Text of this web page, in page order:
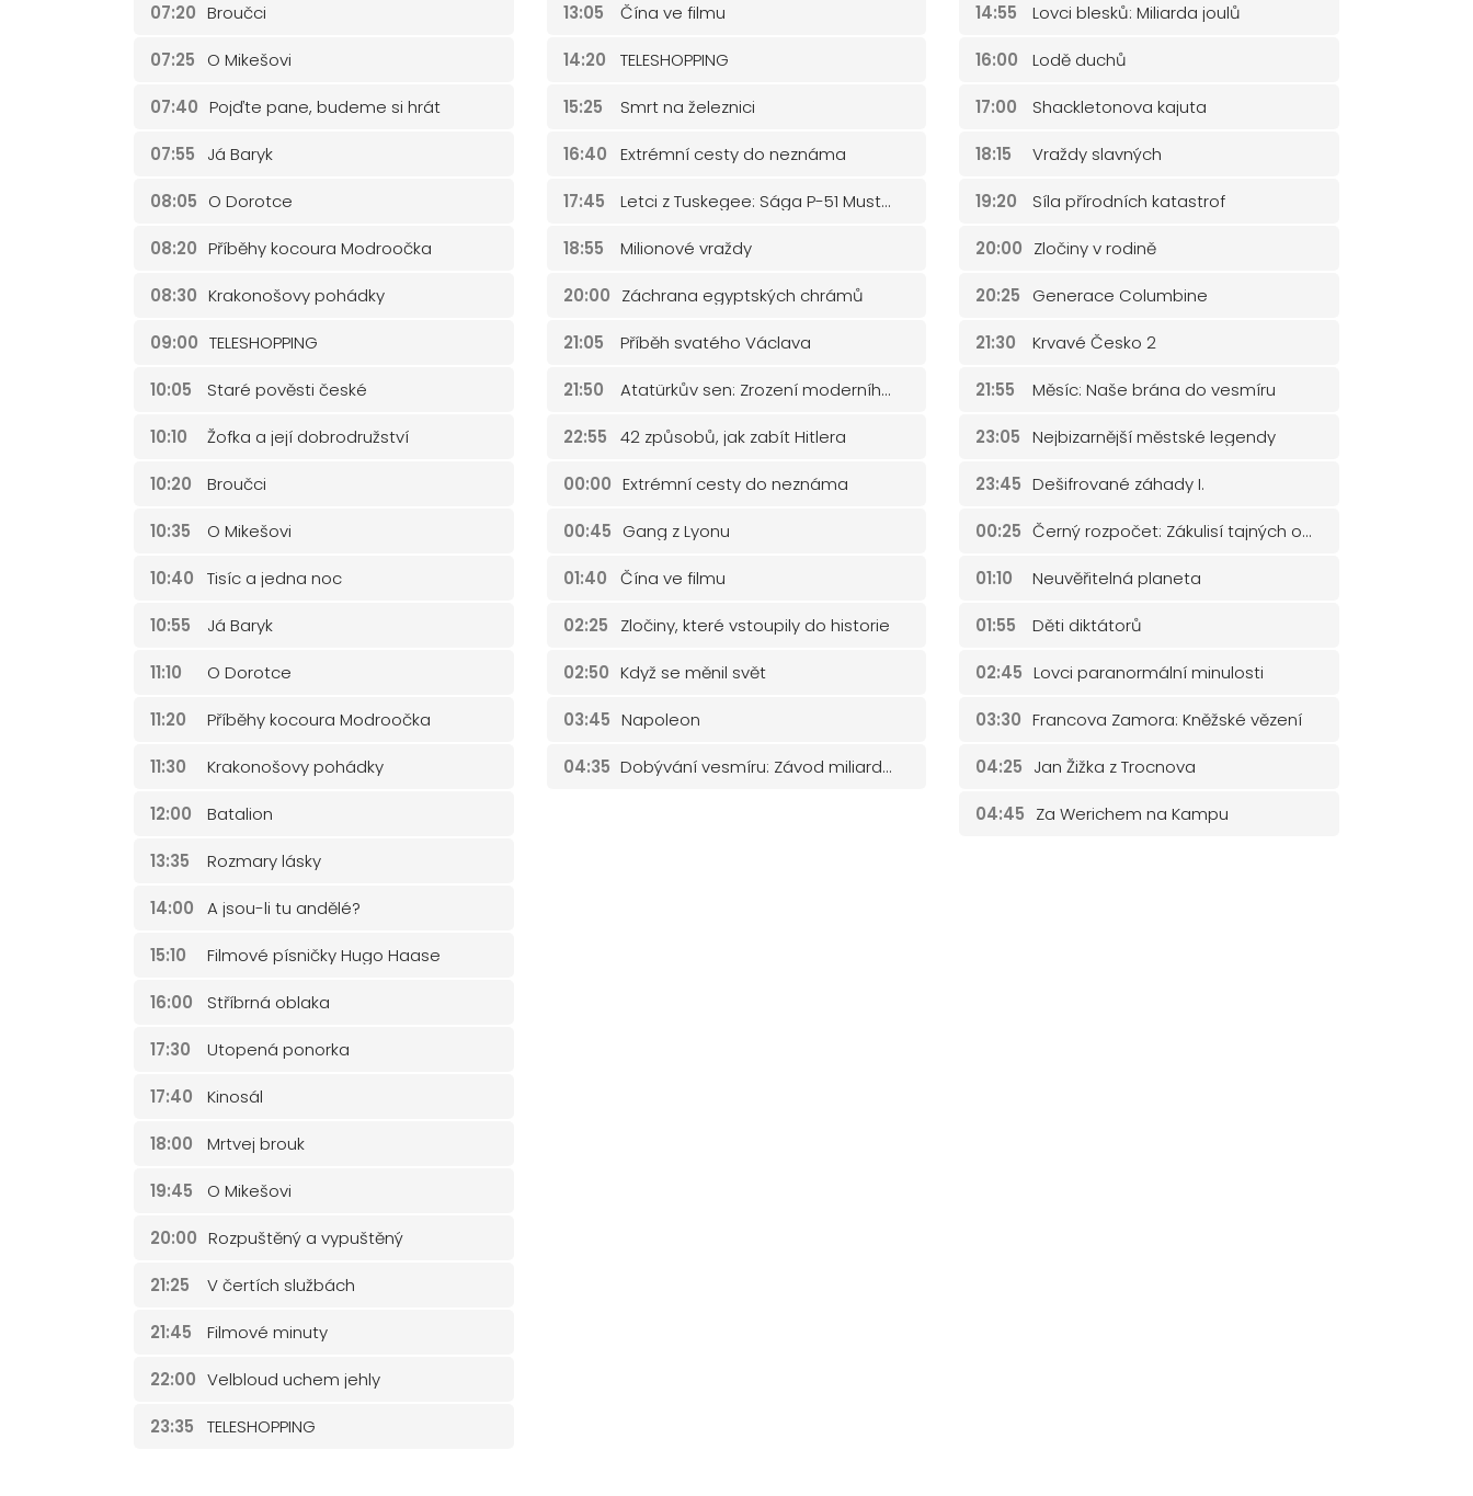
07:20 Broučci
07:25 O Mikešovi
07:40 Pojďte pane, budeme si hrát
07:55 Já Baryk
08:05 O Dorotce
08:20 Příběhy kocoura Modroočka
08:30 Krakonošovy pohádky
09:00 TELESHOPPING
10:05 Staré pověsti české
10:10 Žofka a její dobrodružství
10:20 Broučci
10:35 O Mikešovi
10:40 Tisíc a jedna noc
10:55 Já Baryk
11:10 O Dorotce
11:20 Příběhy kocoura Modroočka
11:30 Krakonošovy pohádky
12:00 Batalion
13:35 Rozmary lásky
14:00 A jsou-li tu andělé?
15:10 Filmové písničky Hugo Haase
16:00 Stříbrná oblaka
17:30 Utopená ponorka
17:40 Kinosál
18:00 Mrtvej brouk
19:45 O Mikešovi
20:00 Rozpuštěný a vypuštěný
21:25 V čertích službách
21:45 Filmové minuty
22:00 Velbloud uchem jehly
23:35 TELESHOPPING
13:05 Čína ve filmu
14:20 TELESHOPPING
15:25 Smrt na železnici
16:40 Extrémní cesty do neznáma
17:45 Letci z Tuskegee: Sága P-51 Mustang
18:55 Milionové vraždy
20:00 Záchrana egyptských chrámů
21:05 Příběh svatého Václava
21:50 Atatürkův sen: Zrození moderního Turecka
22:55 42 způsobů, jak zabít Hitlera
00:00 Extrémní cesty do neznáma
00:45 Gang z Lyonu
01:40 Čína ve filmu
02:25 Zločiny, které vstoupily do historie
02:50 Když se měnil svět
03:45 Napoleon
04:35 Dobývání vesmíru: Závod miliardářů
14:55 Lovci blesků: Miliarda joulů
16:00 Lodě duchů
17:00 Shackletonova kajuta
18:15 Vraždy slavných
19:20 Síla přírodních katastrof
20:00 Zločiny v rodině
20:25 Generace Columbine
21:30 Krvavé Česko 2
21:55 Měsíc: Naše brána do vesmíru
23:05 Nejbizarnější městské legendy
23:45 Dešifrované záhady I.
00:25 Černý rozpočet: Zákulisí tajných operací
01:10 Neuvěřitelná planeta
01:55 Děti diktátorů
02:45 Lovci paranormální minulosti
03:30 Francova Zamora: Kněžské vězení
04:25 Jan Žižka z Trocnova
04:45 Za Werichem na Kampu